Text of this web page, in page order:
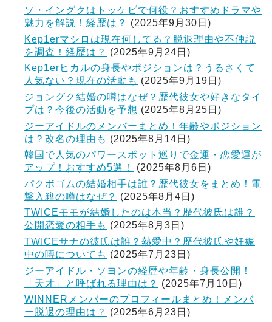
ソ・イングクはトッケビで何役？おすすめドラマや
魅力を解説！経歴は？
(2025年9月30日)
Kep1erマシロは現在何してる？脱退理由や不仲説
を調査！経歴は？
(2025年9月24日)
Kep1erヒカルの身長やポジションは？うるさくて
人気ない？現在の活動も (2025年9月19日)
ジョングク結婚の噂はなぜ？歴代彼女や好きなタイ
プは？今後の活動を予想 (2025年8月25日)
ジーアイドルのメンバーまとめ！年齢やポジション
は？改名の理由も (2025年8月14日)
韓国で人気のパワースポット巡りで金運・恋愛運が
アップ！おすすめ5選！
(2025年8月6日)
パクボゴムの結婚相手は誰？歴代彼女をまとめ！電
撃入籍の噂はなぜ？
(2025年8月4日)
TWICEモモが結婚したのは本当？歴代彼氏は誰？
公開恋愛の相手も (2025年8月3日)
TWICEサナの彼氏は誰？熱愛中？歴代彼氏や妊娠
中の噂についても (2025年7月23日)
ジーアイドル・ソヨンの経歴や年齢・身長公開！
「天才」と呼ばれる理由は？
(2025年7月10日)
WINNERメンバーのプロフィールまとめ！メンバ
ー脱退の理由は？
(2025年6月23日)